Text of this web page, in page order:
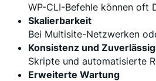
WP-CLI-Befehle können oft
Skalierbarkeit
Bei Multisite-Netzwerken
Konsistenz und
Skripte und automatisierte
Erweiterte Wartung